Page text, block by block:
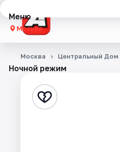
Меню
Москва
Концерты
Стендап
Ночной режим
Москва Центральный